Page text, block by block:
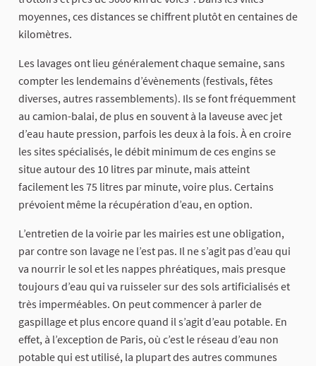
moyennes, ces distances se chiffrent plutôt en centaines de
kilomètres.
Les lavages ont lieu généralement chaque semaine, sans
compter les lendemains d’évènements (festivals, fêtes
diverses, autres rassemblements). Ils se font fréquemment
au camion-balai, de plus en souvent à la laveuse avec jet
d’eau haute pression, parfois les deux à la fois. À en croire
les sites spécialisés, le débit minimum de ces engins se
situe autour des 10 litres par minute, mais atteint
facilement les 75 litres par minute, voire plus. Certains
prévoient même la récupération d’eau, en option.
L’entretien de la voirie par les mairies est une obligation,
par contre son lavage ne l’est pas. Il ne s’agit pas d’eau qui
va nourrir le sol et les nappes phréatiques, mais presque
toujours d’eau qui va ruisseler sur des sols artificialisés et
très imperméables. On peut commencer à parler de
gaspillage et plus encore quand il s’agit d’eau potable. En
effet, à l’exception de Paris, où c’est le réseau d’eau non
potable qui est utilisé, la plupart des autres communes